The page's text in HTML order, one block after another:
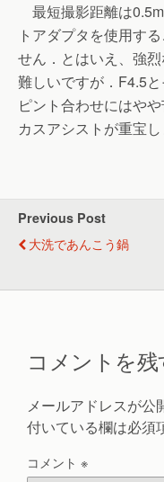
最短撮影距離は
トアダプタを使用す
せん．とはいえ、強
難しいですが．F4.5
ピント合わせにはや
カスアシストが重宝し
Previous Post
大洗であんこう鍋
コメントを残
メールアドレスが公
付いている欄は必須
コメント ※